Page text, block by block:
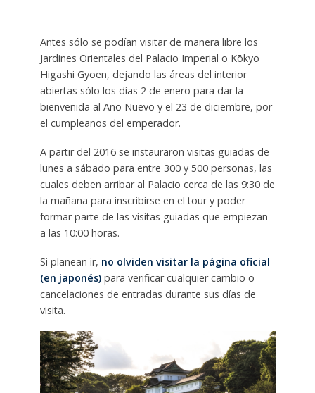
Antes sólo se podían visitar de manera libre los
Jardines Orientales del Palacio Imperial o Kōkyo
Higashi Gyoen, dejando las áreas del interior
abiertas sólo los días 2 de enero para dar la
bienvenida al Año Nuevo y el 23 de diciembre, por
el cumpleaños del emperador.
A partir del 2016 se instauraron visitas guiadas de
lunes a sábado para entre 300 y 500 personas, las
cuales deben arribar al Palacio cerca de las 9:30 de
la mañana para inscribirse en el tour y poder
formar parte de las visitas guiadas que empiezan
a las 10:00 horas.
Si planean ir, no olviden visitar la página oficial
(en japonés) para verificar cualquier cambio o
cancelaciones de entradas durante sus días de
visita.